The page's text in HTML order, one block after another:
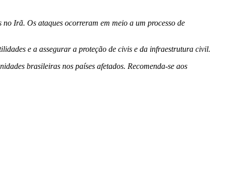
Irã. Os ataques ocorreram em meio a um processo de
e a assegurar a proteção de civis e da infraestrutura civil.
brasileiras nos países afetados. Recomenda-se aos